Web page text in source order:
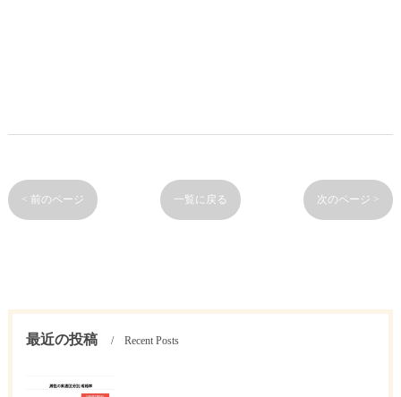
< 前のページ 一覧に戻る 次のページ >
最近の投稿 Recent Posts